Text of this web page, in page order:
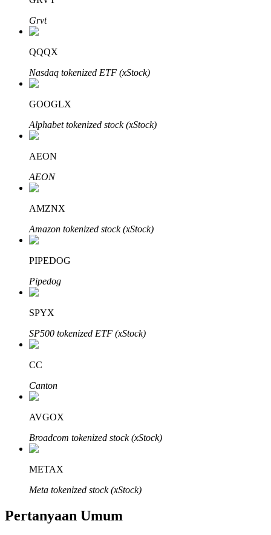
Investasi Otomatis
Raih keuntungan jangka panjang dan kepentingan fleksibel
Bitrue
Mitra Bitrue
Afiliasi Bitrue
Hingga 65% Komisi!
Grvt
QQQX
Nasdaq tokenized ETF (xStock)
GOOGLX
Alphabet tokenized stock (xStock)
AEON
AEON
AMZNX
Amazon tokenized stock (xStock)
PIPEDOG
Pipedog
SPYX
SP500 tokenized ETF (xStock)
CC
Canton
AVGOX
Broadcom tokenized stock (xStock)
METAX
Meta tokenized stock (xStock)
Pertanyaan Umum